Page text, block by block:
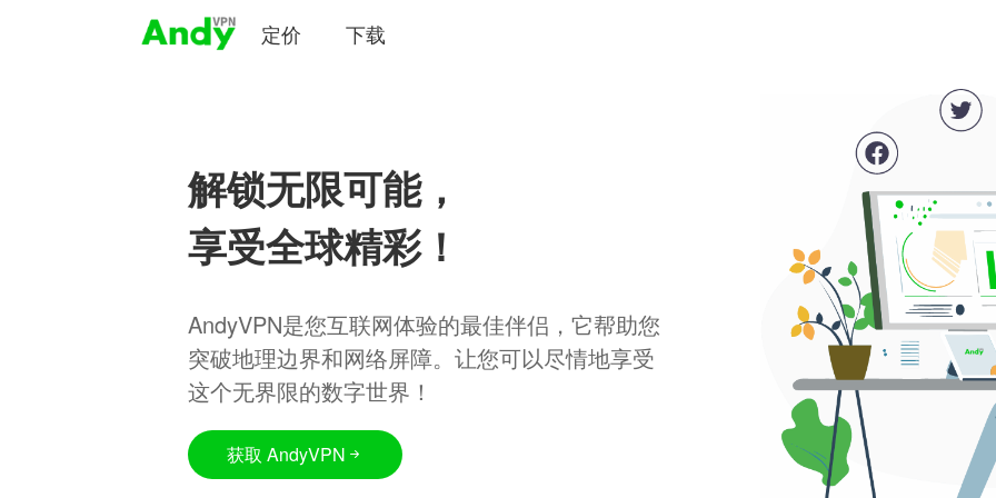
定价 下载
解锁无限可能，
享受全球精彩！
AndyVPN是您互联网体验的最佳伴侣，它帮助您
突破地理边界和网络屏障。让您可以尽情地享受
这个无界限的数字世界！
获取 AndyVPN